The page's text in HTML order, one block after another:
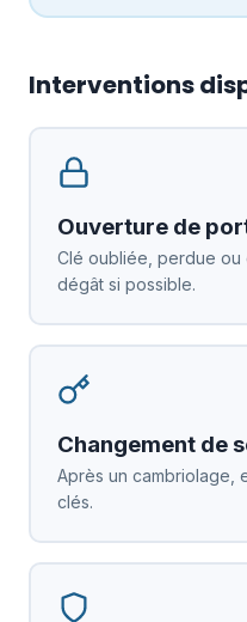
Interventions
Ouverture de
Clé oubliée, perdue ou
dégât si possible.
Changement de
Après un cambriolage,
clés.